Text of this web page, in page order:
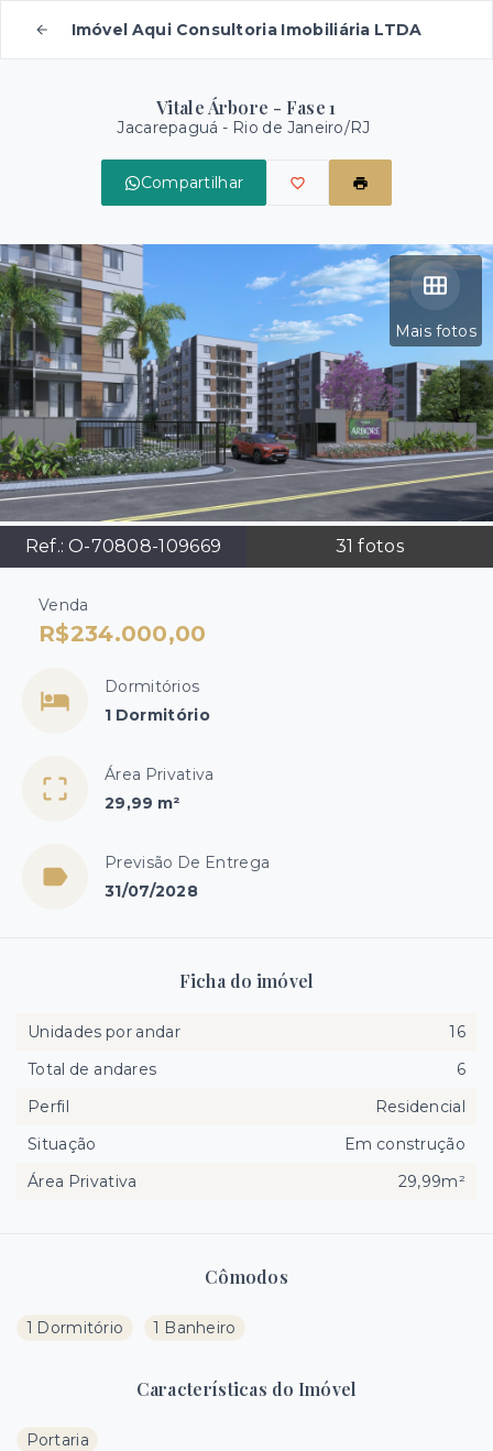
Imóvel Aqui Consultoria Imobiliária LTDA
Vitale Árbore - Fase 1
Jacarepaguá - Rio de Janeiro/RJ
Compartilhar
Mais fotos
Ref.: O-70808-109669 31 fotos
Venda
R$234.000,00
Dormitórios
1 Dormitório
Área Privativa
29,99 m²
Previsão De Entrega
31/07/2028
Cômodos
1 Dormitório 1 Banheiro
Características do Imóvel
Portaria
Ficha do imóvel
Unidades por andar
16
Total de andares
6
Perfil
Residencial
Situação
Em construção
Área Privativa
29,99m²